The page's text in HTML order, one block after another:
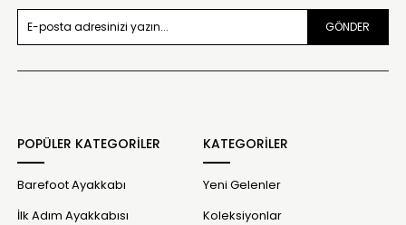
GÖNDER
POPÜLER KATEGORİLER
Barefoot Ayakkabı
İlk Adım Ayakkabısı
KATEGORİLER
Yeni Gelenler
Koleksiyonlar